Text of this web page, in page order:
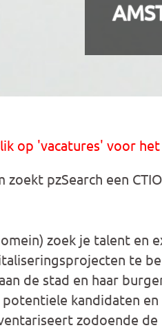
op 'vacatures' voor
pzSearch een
zoek je talent en
te
de stad en haar
kandidaten
zodoende